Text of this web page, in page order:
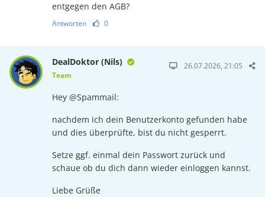
entgegen den AGB?
Antworten 0
DealDoktor (Nils)
Team
26.07.2026, 21:05
Hey @Spammail:
nachdem ich dein Benutzerkonto gefunden habe
und dies überprüfte, bist du nicht gesperrt.
Setze ggf. einmal dein Passwort zurück und
schaue ob du dich dann wieder einloggen kannst.
Liebe Grüße